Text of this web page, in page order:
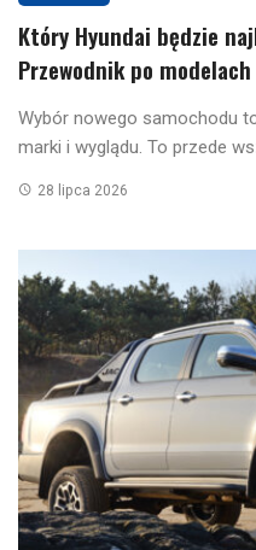
Który Hyundai będzie
Przewodnik po
Wybór nowego samochodu
marki i wyglądu. To przede
28 lipca 2026